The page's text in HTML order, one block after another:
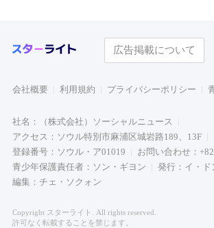
広告掲載について
会社概要 利用規約 プライバシーポリシー
社名：（株式会社）ソーシャルニュース
アクセス：ソウル特別市麻浦区城岩路189、13F
登録番号：ソウル・ア01019
お問い合わせ：
青少年保護責任者：ソン・ギヨン
発行：イ・ド
編集：チェ・ソクォン
Copyright スターライト. All rights reserved.
許可なく転載することを禁じます。